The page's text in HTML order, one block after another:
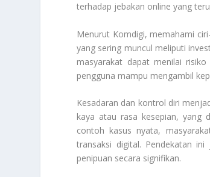
terhadap jebakan online yang
Menurut Komdigi, memahami
yang sering muncul meliputi
masyarakat dapat menilai
pengguna mampu mengambil
Kesadaran dan kontrol diri
kaya atau rasa kesepian, yang
contoh kasus nyata,
transaksi digital. Pendekatan
penipuan secara signifikan.